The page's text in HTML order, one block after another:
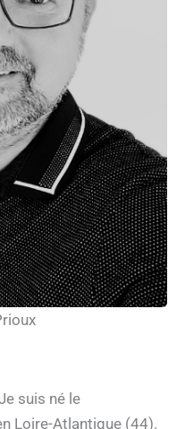
suis né le
Loire-Atlantique (44).